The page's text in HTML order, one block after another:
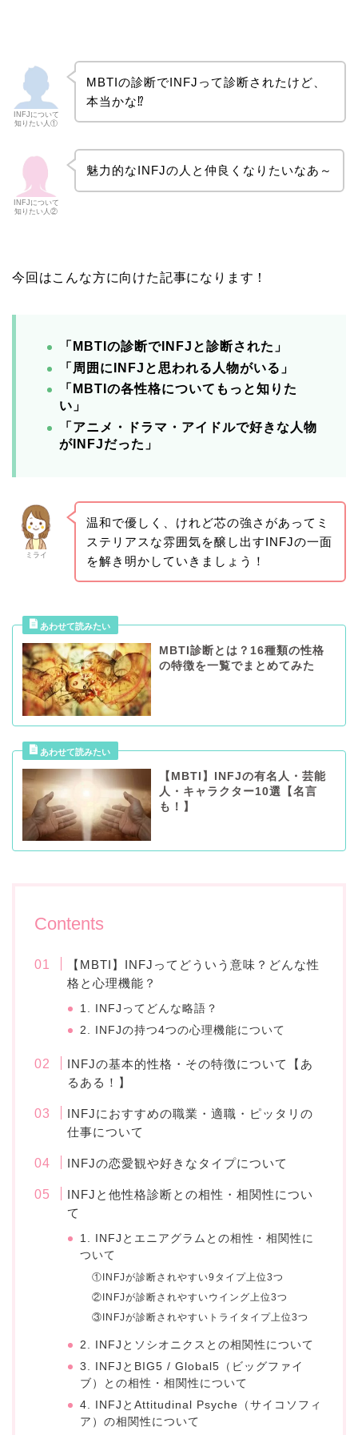
INFJについて
知りたい人①
MBTIの診断でINFJって診断されたけど、
本当かな⁉
INFJについて
知りたい人②
魅力的なINFJの人と仲良くなりたいなあ～
今回はこんな方に向けた記事になります！
「MBTIの診断でINFJ と診断された」
「周囲にINFJと思われる人物がいる」
「MBTIの各性格についてもっと知りた
い」
「アニメ・ドラマ・アイドルで好きな人物
がINFJだった」
ミライ
温和で優しく、けれど芯の強さがあってミ
ステリアスな雰囲気を醸し出すINFJの一面
を解き明かしていきましょう！
MBTI診断とは？16種類の性格
の特徴を一覧でまとめてみた
【MBTI】INFJの有名人・芸能
人・キャラクター10選【名言
も！】
Contents
【MBTI】INFJってどういう意味？どんな性
格と心理機能？
1. INFJってどんな略語？
2. INFJの持つ4つの心理機能について
INFJの基本的性格・その特徴について【あ
るある！】
INFJにおすすめの職業・適職・ピッタリの
仕事について
INFJの恋愛観や好きなタイプについて
INFJと他性格診断との相性・相関性につい
て
1. INFJとエニアグラムとの相性・相関性に
ついて
①INFJが診断されやすい9タイプ上位3つ
②INFJが診断されやすいウイング上位3つ
③INFJが診断されやすいトライタイプ上位3つ
2. INFJとソシオニクスとの相関性について
3. INFJとBIG5 / Global5（ビッグファイ
ブ）との相性・相関性について
4. INFJとAttitudinal Psyche（サイコソフィ
ア）の相関性について